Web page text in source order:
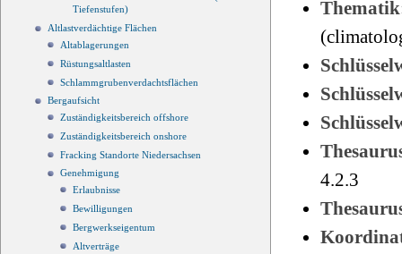
Tiefenstufen)
Altlastverdächtige Flächen
Altablagerungen
Rüstungsaltlasten
Schlammgrubenverdachtsflächen
Bergaufsicht
Zuständigkeitsbereich offshore
Zuständigkeitsbereich onshore
Fracking Standorte Niedersachsen
Genehmigung
Erlaubnisse
Bewilligungen
Bergwerkseigentum
Altverträge
4.2.3